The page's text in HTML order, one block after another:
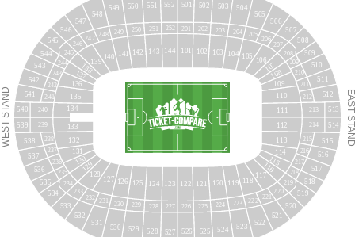
101 102 103 104 105 106
107
108
109
110
111
112
113
114
115
116
117
118
119
120
121
122
123
124
125
126
127
128
129
130
131
132
133
134
135
136
137138
139
140 141 142 143 144
201 202 203 204 205
206
207
208
209
210
211
212
213
214
215
216
217
218
219
220
221
222
223
224
225
226
227
228
229
230
231
232
233
234
235
236
237
238
239
240
241
242
243
244
245
246
247
248 249 250 251 252
501 502 503 504
505
506
507
508
509
510
511
512
513
514
515
516
517
518
519
520
521
522
523
524
525
526
527
528
529
530
531
532
533
534
535
536
537
538
539
540
541
542
543
544
545
546
547
548
549 550 551 552
WEST
STAND